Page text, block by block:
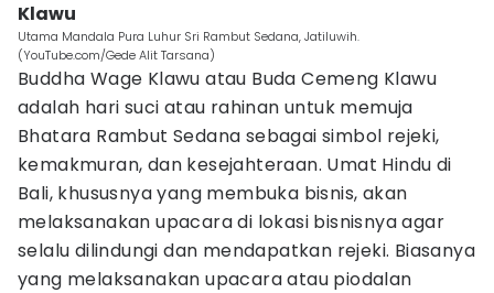
Klawu
Utama Mandala Pura Luhur Sri Rambut Sedana, Jatiluwih.
(YouTube.com/Gede Alit Tarsana)
Buddha Wage Klawu atau Buda Cemeng Klawu
adalah hari suci atau rahinan untuk memuja
Bhatara Rambut Sedana sebagai simbol rejeki,
kemakmuran, dan kesejahteraan. Umat Hindu di
Bali, khususnya yang membuka bisnis, akan
melaksanakan upacara di lokasi bisnisnya agar
selalu dilindungi dan mendapatkan rejeki. Biasanya
yang melaksanakan upacara atau piodalan